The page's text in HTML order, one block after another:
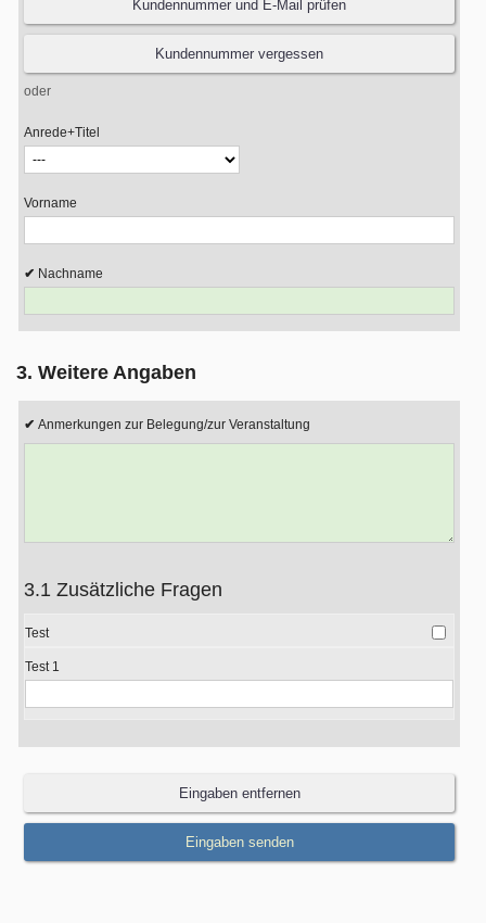
oder
Anrede+Titel
Vorname
Nachname
3. Weitere Angaben
Anmerkungen zur Belegung/zur Veranstaltung
3.1 Zusätzliche Fragen
Test
Test 1